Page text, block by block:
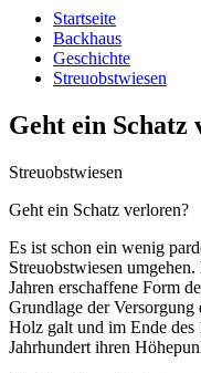
Startseite
Backhaus
Geschichte
Streuobstwiesen
Geht ein Schatz
Streuobstwiesen
Geht ein Schatz verloren?
Es ist schon ein wenig
Streuobstwiesen
Jahren erschaffene Form
Grundlage der
Holz galt und im Ende des
Jahrhundert ihren